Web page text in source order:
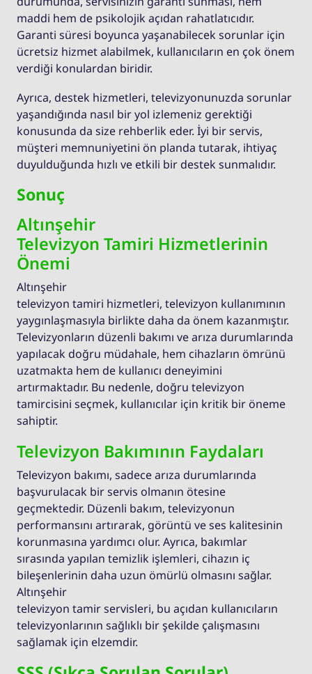
maddi hem de psikolojik açıdan rahatlatıcıdır.
Garanti süresi boyunca yaşanabilecek sorunlar için
ücretsiz hizmet alabilmek, kullanıcıların en çok önem
verdiği konulardan biridir.
Ayrıca, destek hizmetleri, televizyonunuzda sorunlar
yaşandığında nasıl bir yol izlemeniz gerektiği
konusunda da size rehberlik eder. İyi bir servis,
müşteri memnuniyetini ön planda tutarak, ihtiyaç
duyulduğunda hızlı ve etkili bir destek sunmalıdır.
Sonuç
Altınşehir
Televizyon Tamiri Hizmetlerinin
Önemi
Altınşehir
televizyon tamiri hizmetleri, televizyon kullanımının
yaygınlaşmasıyla birlikte daha da önem kazanmıştır.
Televizyonların düzenli bakımı ve arıza durumlarında
yapılacak doğru müdahale, hem cihazların ömrünü
uzatmakta hem de kullanıcı deneyimini
artırmaktadır. Bu nedenle, doğru televizyon
tamircisini seçmek, kullanıcılar için kritik bir öneme
sahiptir.
Televizyon Bakımının Faydaları
Televizyon bakımı, sadece arıza durumlarında
başvurulacak bir servis olmanın ötesine
geçmektedir. Düzenli bakım, televizyonun
performansını artırarak, görüntü ve ses kalitesinin
korunmasına yardımcı olur. Ayrıca, bakımlar
sırasında yapılan temizlik işlemleri, cihazın iç
bileşenlerinin daha uzun ömürlü olmasını sağlar.
Altınşehir
televizyon tamir servisleri, bu açıdan kullanıcıların
televizyonlarının sağlıklı bir şekilde çalışmasını
sağlamak için elzemdir.